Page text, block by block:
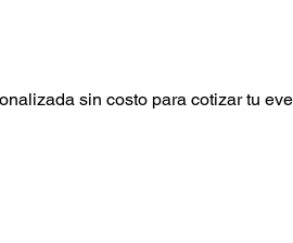
sin costo para cotizar tu